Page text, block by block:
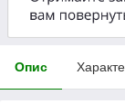
Опис